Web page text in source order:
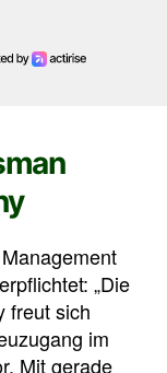
„Die
freut sich
im
Mit gerade